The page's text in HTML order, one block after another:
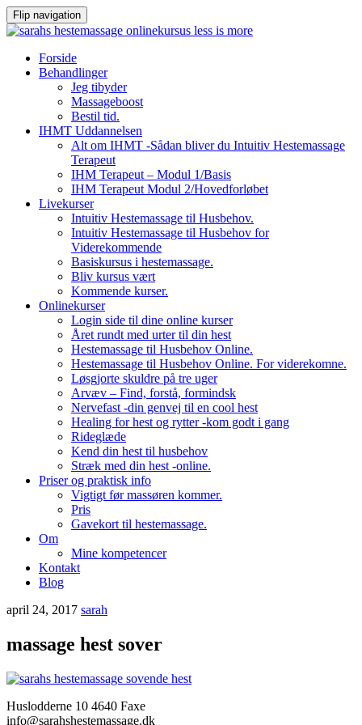
Flip navigation
VidereForside
Behandlinger
Jeg tibyder
Massageboost
Bestil tid.
IHMT Uddannelsen
Alt om IHMT -Sådan bliver du Intuitiv Hestemassage
Terapeut
IHM Terapeut – Modul 1/Basis
IHM Terapeut Modul 2/Hovedforløbet
Livekurser
Intuitiv Hestemassage til Husbehov.
Intuitiv Hestemassage til Husbehov for
Viderekommende
Basiskursus i hestemassage.
Bliv kursus vært
Kommende kurser.
Onlinekurser
Login side til dine online kurser
Året rundt med urter til din hest
Hestemassage til Husbehov Online.
Hestemassage til Husbehov Online. For viderekomne.
Løsgjorte skuldre på tre uger
Arvæv – Find, forstå, formindsk
Nervefast -din genvej til en cool hest
Healing for hest og rytter -kom godt i gang
Rideglæde
Kend din hest til husbehov
Stræk med din hest -online.
Priser og praktisk info
Vigtigt før massøren kommer.
Pris
Gavekort til hestemassage.
Om
Mine kompetencer
Kontakt
Blog
april 24, 2017 sarah
massage hest sover
Huslodderne 10 4640 Faxe
info@sarahshestemassage.dk